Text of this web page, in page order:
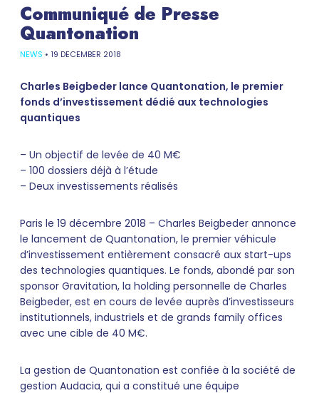
Communiqué de Presse
Quantonation
NEWS • 19 DECEMBER 2018
Charles Beigbeder lance Quantonation, le premier
fonds d’investissement dédié aux technologies
quantiques
– Un objectif de levée de 40 M€
– 100 dossiers déjà à l’étude
– Deux investissements réalisés
Paris le 19 décembre 2018 – Charles Beigbeder annonce
le lancement de Quantonation, le premier véhicule
d’investissement entièrement consacré aux start-ups
des technologies quantiques. Le fonds, abondé par son
sponsor Gravitation, la holding personnelle de Charles
Beigbeder, est en cours de levée auprès d’investisseurs
institutionnels, industriels et de grands family offices
avec une cible de 40 M€.
La gestion de Quantonation est confiée à la société de
gestion Audacia, qui a constitué une équipe